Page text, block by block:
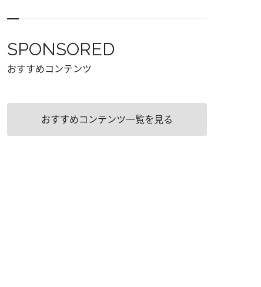
SPONSORED
おすすめコンテンツ
おすすめコンテンツ一覧を見る